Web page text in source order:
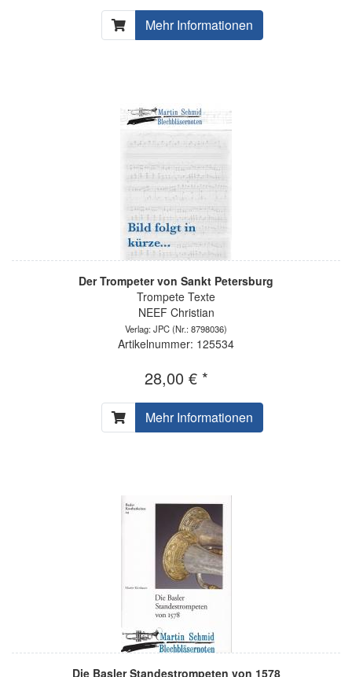
Mehr Informationen
Der Trompeter von Sankt Petersburg
Trompete Texte
NEEF Christian
Verlag: JPC(Nr.: 8798036)
Artikelnummer: 125534
28,00 € *
Mehr Informationen
Die Basler Standestrompeten von 1578